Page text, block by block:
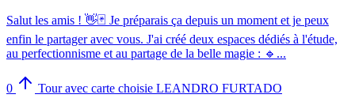
Salut les amis ! 👋🃏 Je préparais ça depuis un moment et je peux
enfin le partager avec vous. J'ai créé deux espaces dédiés à l'étude,
au perfectionnisme et au partage de la belle magie : 🔹...
0
Tour avec carte choisie LEANDRO FURTADO